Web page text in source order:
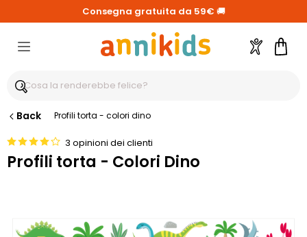
Consegna gratuita da 59€ 🚚
Account
Back Profili torta - colori dino
3 opinioni dei clienti
Profili torta - Colori Dino